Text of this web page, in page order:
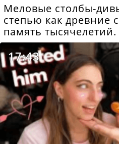
Меловые столбы-
степью как древние
память тысячелетий.
17:43